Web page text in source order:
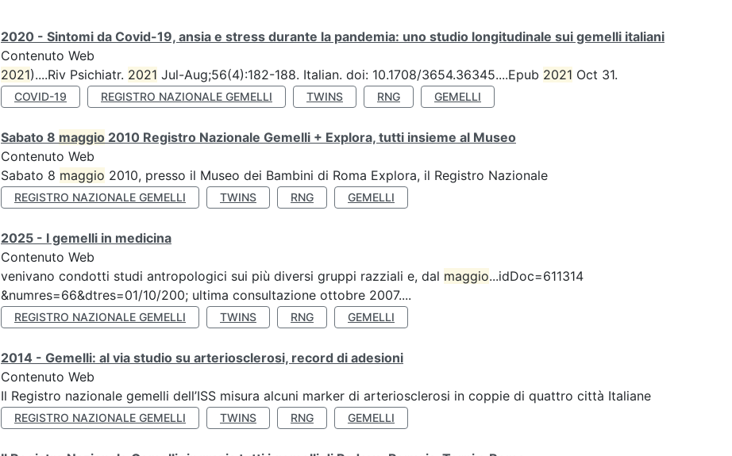
2020 - Sintomi da Covid-19, ansia e stress durante la pandemia: uno studio longitudinale sui gemelli italiani
Contenuto Web
2021)....Riv Psichiatr. 2021 Jul-Aug;56(4):182-188. Italian. doi: 10.1708/3654.36345....Epub 2021 Oct 31.
COVID-19 REGISTRO NAZIONALE GEMELLI TWINS RNG GEMELLI
Sabato 8 maggio 2010 Registro Nazionale Gemelli + Explora, tutti insieme al Museo
Contenuto Web
Sabato 8 maggio 2010, presso il Museo dei Bambini di Roma Explora, il Registro Nazionale
REGISTRO NAZIONALE GEMELLI TWINS RNG GEMELLI
2025 - I gemelli in medicina
Contenuto Web
venivano condotti studi antropologici sui più diversi gruppi razziali e, dal maggio...idDoc=611314
&numres=66&dtres=01/10/200; ultima consultazione ottobre 2007....
REGISTRO NAZIONALE GEMELLI TWINS RNG GEMELLI
2014 - Gemelli: al via studio su arteriosclerosi, record di adesioni
Contenuto Web
Il Registro nazionale gemelli dell’ISS misura alcuni marker di arteriosclerosi in coppie di quattro città Italiane
REGISTRO NAZIONALE GEMELLI TWINS RNG GEMELLI